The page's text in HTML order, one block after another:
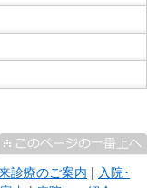
診療のご案内 | 入院･